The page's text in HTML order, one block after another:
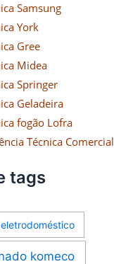
Samsung
York
Gree
Midea
Springer
Geladeira
fogão Lofra
Técnica
tags
komeco